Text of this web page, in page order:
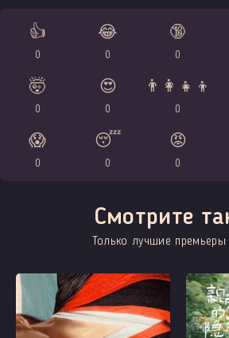
👍
0
😂
0
🔞
0
🤯
0
😍
0
👨‍👩‍👧‍👦
0
😱
0
😴
0
😡
0
Смотрите
Только лучшие премьеры